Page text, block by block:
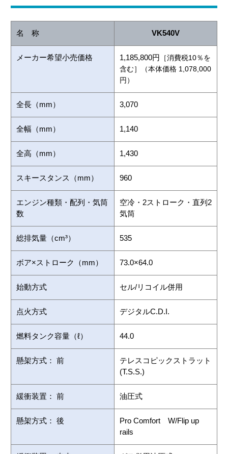
名 称 VK540V
メーカー希望小売価格 1,185,800円 ［消費税10％を
含む］（本体価格 1,078,000
円）
全長（mm） 3,070
全幅（mm） 1,140
全高（mm） 1,430
スキースタンス（mm） 960
エンジン種類・配列・気筒
数
空冷・2ストローク・直列2
気筒
総排気量（cm³） 535
ボア×ストローク（mm） 73.0×64.0
始動方式 セル/リコイル併用
点火方式 デジタルC.D.I.
燃料タンク容量（ℓ） 44.0
懸架方式： 前
テレスコピックストラット
(T.S.S.)
緩衝装置： 前 油圧式
懸架方式： 後
Pro Comfort W/Flip up
rails